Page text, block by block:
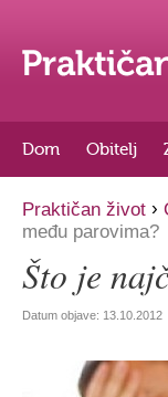
Dom Obitelj
Praktičan život ›
među parovima?
Što je
Datum objave: 13.10.2012